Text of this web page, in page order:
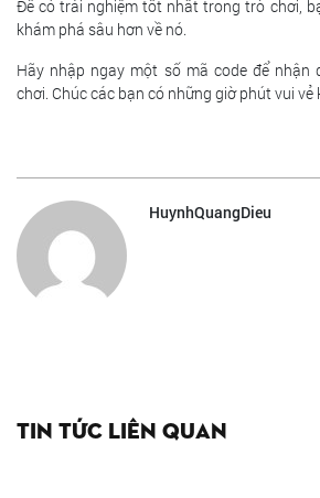
Để có trải nghiệm tốt nhất trong trò chơi,
khám phá sâu hơn về nó.
Hãy nhập ngay một số mã code để
chơi. Chúc các bạn có những giờ phút vui vẻ
HuynhQuangDieu
Tin tức liên quan